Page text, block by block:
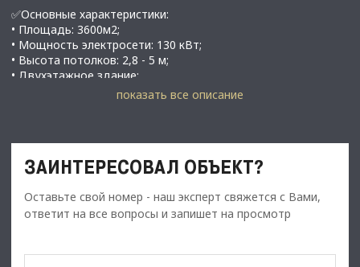
✅Основные характеристики:
• Площадь: 3600м2;
• Мощность электросети: 130 кВт;
• Высота потолков: 2,8 - 5 м;
• Двухэтажное здание;
• В 10 минутах ходьбы от метро Александра Невского ;
• Стоимость объекта - 400 000 000 руб.;
✅Описание:
• Высокий пешеходный и автомобильный трафик;
показать все описание
ЗАИНТЕРЕСОВАЛ ОБЪЕКТ?
Оставьте свой номер - наш эксперт свяжется с Вами,
ответит на все вопросы и запишет на просмотр